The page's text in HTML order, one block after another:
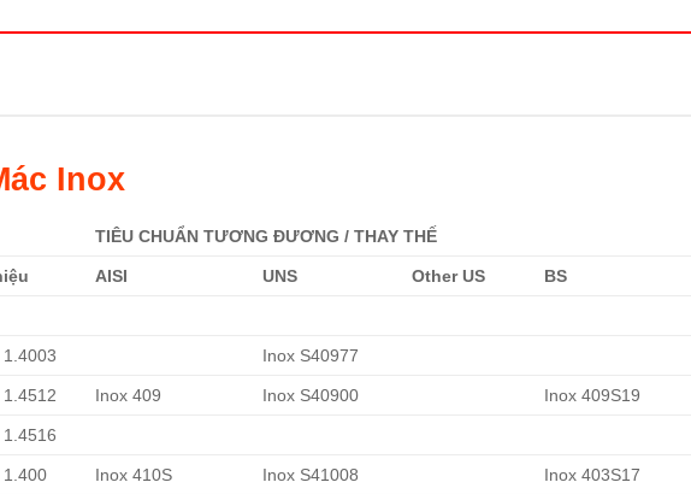
Inox
TIÊU CHUẨN TƯƠNG ĐƯƠNG / THAY THẾ
AISI UNS Other US BS
1.4003 Inox S40977
1.4512 Inox 409 Inox S40900 Inox 409S19
1.4516
1.400 Inox 410S Inox S41008 Inox 403S17